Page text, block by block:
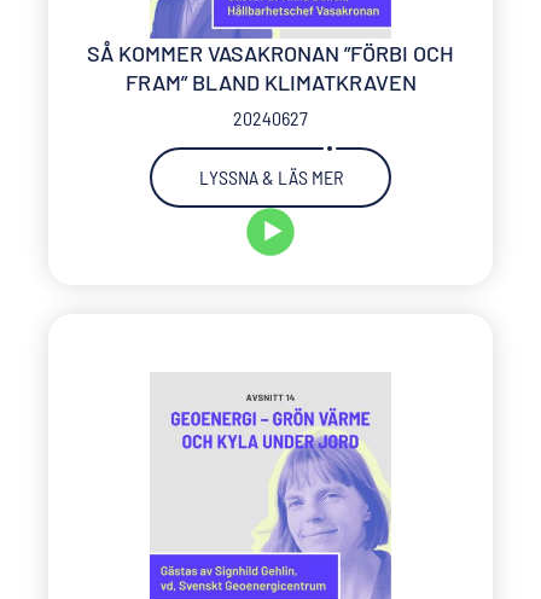
SÅ KOMMER VASAKRONAN ”FÖRBI OCH
FRAM” BLAND KLIMATKRAVEN
20240627
LYSSNA & LÄS MER